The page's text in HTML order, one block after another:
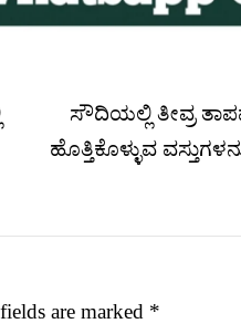
ಸೌದಿಯಲ್ಲಿ ತೀವ್ರ
ಹೊತ್ತಿಕೊಳ್ಳುವ
are marked *